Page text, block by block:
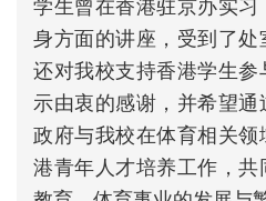
学生曾在香港驻京办实
身方面的讲座，受到了
还对我校支持香港学生参
示由衷的感谢，并希望通
政府与我校在体育相关
港青年人才培养工作，